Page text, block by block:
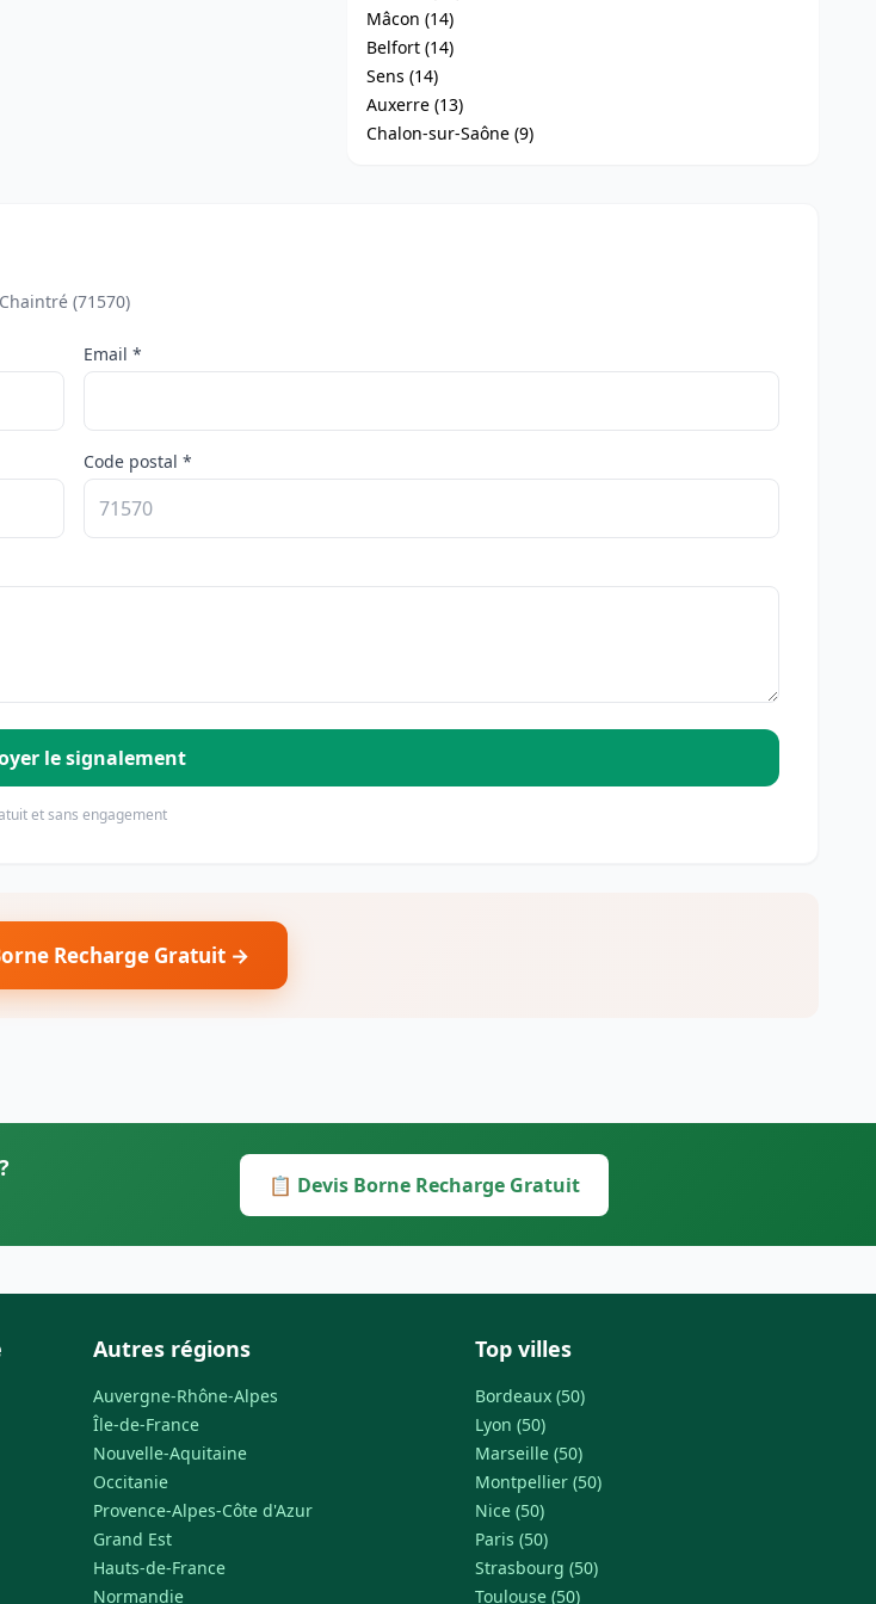
Mâcon (14)
Belfort (14)
Sens (14)
Auxerre (13)
Chalon-sur-Saône (9)
(71570)
Email *
Code postal *
le signalement
et sans engagement
Recharge Gratuit →
📋 Devis Borne Recharge Gratuit
Autres régions
Auvergne-Rhône-Alpes
Île-de-France
Nouvelle-Aquitaine
Occitanie
Provence-Alpes-Côte d'Azur
Grand Est
Hauts-de-France
Normandie
Top villes
Bordeaux (50)
Lyon (50)
Marseille (50)
Montpellier (50)
Nice (50)
Paris (50)
Strasbourg (50)
Toulouse (50)